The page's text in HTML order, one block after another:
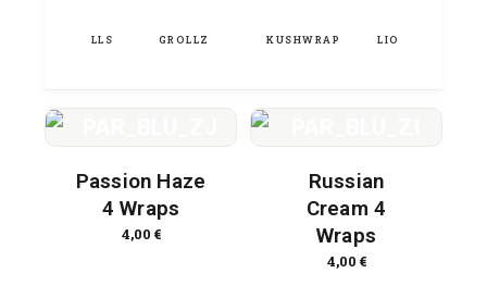
Passion Haze
4 Wraps
4,00 €
Russian
Cream 4
Wraps
4,00 €